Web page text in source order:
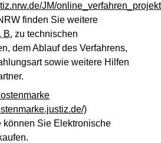
JM/
finden Sie weitere
B. zu technischen
dem Ablauf des Verfahrens,
sowie weitere Hilfen
)
können Sie Elektronische